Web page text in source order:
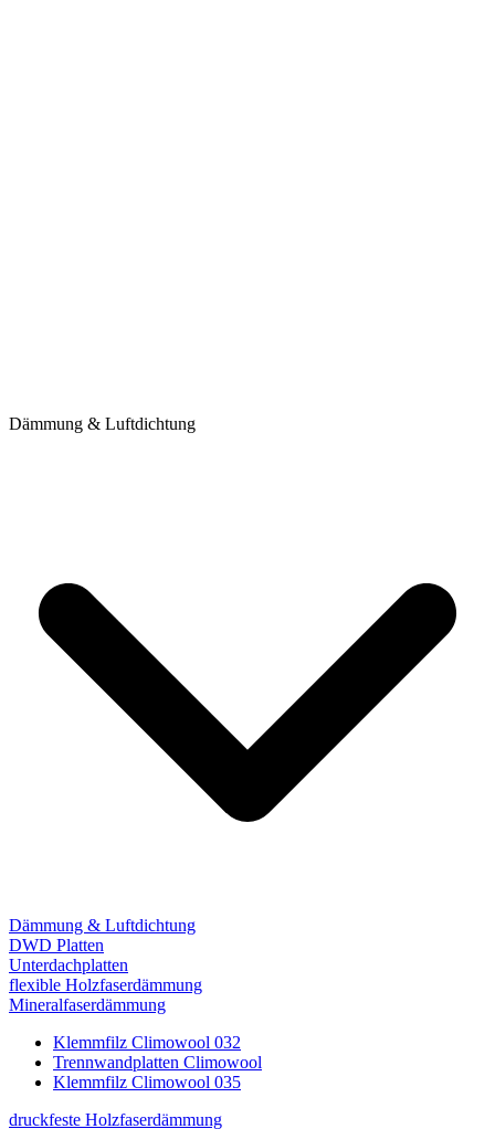
Dämmung & Luftdichtung
Dämmung & Luftdichtung
DWD Platten
Unterdachplatten
flexible Holzfaserdämmung
Mineralfaserdämmung
Klemmfilz Climowool 032
Trennwandplatten Climowool
Klemmfilz Climowool 035
druckfeste Holzfaserdämmung